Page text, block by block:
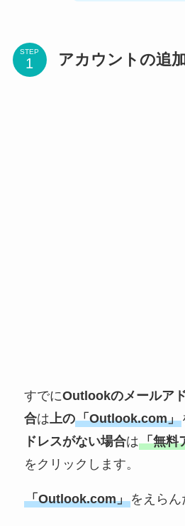
STEP アカウントの追
すでにOutlookのメールア
合は 上の「Outlook.com」
ドレスがない場合は「無料
をクリックします。
「Outlook.com」をえらん